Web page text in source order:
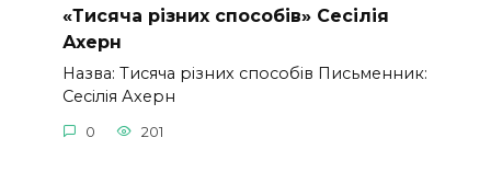
«Тисяча різних способів» Сесілія
Ахерн
Назва: Тисяча різних способів Письменник:
Сесілія Ахерн
0 201